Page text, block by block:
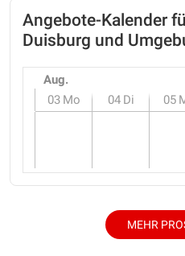
Angebote-Kalender
Duisburg und
Aug.
03 Mo 04 Di 05
MEHR